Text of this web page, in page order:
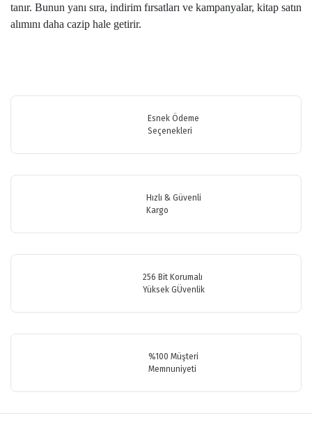
tanır. Bunun yanı sıra, indirim fırsatları ve kampanyalar, kitap satın
alımını daha cazip hale getirir.
Esnek Ödeme
Seçenekleri
Hızlı & Güvenli
Kargo
256 Bit Korumalı
Yüksek GÜvenlik
%100 Müşteri
Memnuniyeti